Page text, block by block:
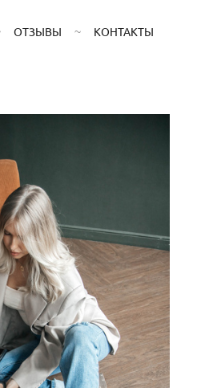
ОТЗЫВЫ КОНТАКТЫ